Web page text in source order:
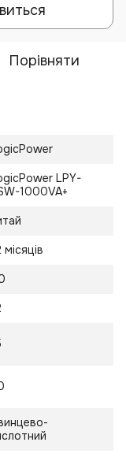
Порівняти
LPY-
1000VA+
місяців